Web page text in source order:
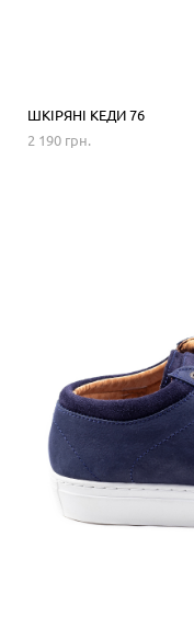
ШКІРЯНІ КЕДИ 76
2 190 грн.